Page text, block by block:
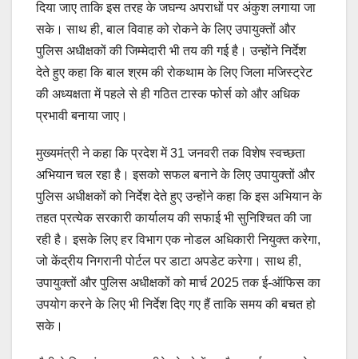
दिया जाए ताकि इस तरह के जघन्य अपराधों पर अंकुश लगाया जा
सके। साथ ही, बाल विवाह को रोकने के लिए उपायुक्तों और
पुलिस अधीक्षकों की जिम्मेदारी भी तय की गई है। उन्होंने निर्देश
देते हुए कहा कि बाल श्रम की रोकथाम के लिए जिला मजिस्ट्रेट
की अध्यक्षता में पहले से ही गठित टास्क फोर्स को और अधिक
प्रभावी बनाया जाए।
मुख्यमंत्री ने कहा कि प्रदेश में 31 जनवरी तक विशेष स्वच्छता
अभियान चल रहा है। इसको सफल बनाने के लिए उपायुक्तों और
पुलिस अधीक्षकों को निर्देश देते हुए उन्होंने कहा कि इस अभियान के
तहत प्रत्येक सरकारी कार्यालय की सफाई भी सुनिश्चित की जा
रही है। इसके लिए हर विभाग एक नोडल अधिकारी नियुक्त करेगा,
जो केंद्रीय निगरानी पोर्टल पर डाटा अपडेट करेगा। साथ ही,
उपायुक्तों और पुलिस अधीक्षकों को मार्च 2025 तक ई-ऑफिस का
उपयोग करने के लिए भी निर्देश दिए गए हैं ताकि समय की बचत हो
सके।